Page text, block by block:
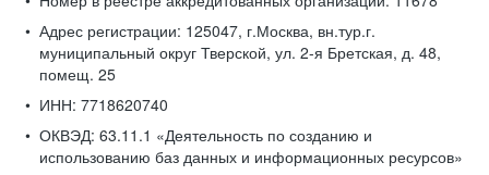
Адрес регистрации: 125047, г.Москва, вн.тур.г.
муниципальный округ Тверской, ул. 2-я Бретская, д. 48,
помещ. 25
ИНН: 7718620740
ОКВЭД: 63.11.1 «Деятельность по созданию и
использованию баз данных и информационных ресурсов»